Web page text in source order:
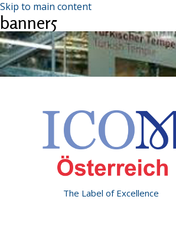
Skip to main content
banner5
The Label of Excellence